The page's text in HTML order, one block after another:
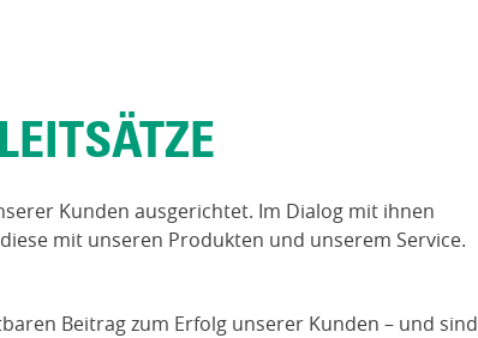
Kunden ausgerichtet. Im Dialog mit ihnen
mit unseren Produkten und unserem Service.
Beitrag zum Erfolg unserer Kunden – und sind